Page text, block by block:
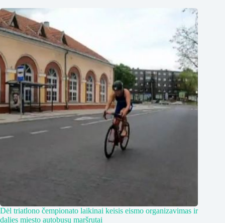
Dėl triatlono čempionato laikinai keisis eismo organizavimas ir
dalies miesto autobusų maršrutai